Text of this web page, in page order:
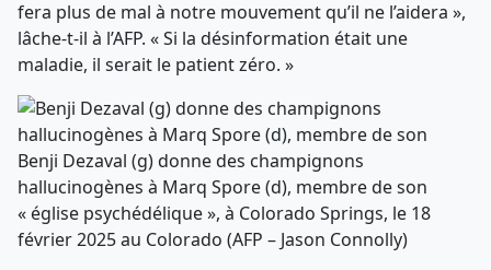
fera plus de mal à notre mouvement qu’il ne l’aidera »,
lâche-t-il à l’AFP. « Si la désinformation était une
maladie, il serait le patient zéro. »
Benji Dezaval (g) donne des champignons
hallucinogènes à Marq Spore (d), membre de son
« église psychédélique », à Colorado Springs, le 18
février 2025 au Colorado (AFP – Jason Connolly)